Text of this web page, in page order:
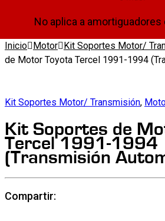
No aplica a
Inicio Motor Kit Soportes Motor/
de Motor Toyota Tercel 1991-1994
Kit Soportes Motor/ Transmisión,
Kit Soportes de
Tercel 1991-1994
(Transmisión
Compartir: